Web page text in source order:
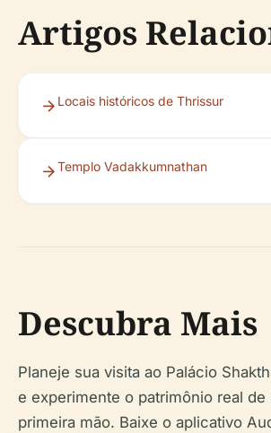
Artigos
Locais históricos de Thrissur
Templo Vadakkumnathan
Descubra Mais
Planeje sua visita ao Palácio
e experimente o patrimônio real de
primeira mão. Baixe o aplicativo